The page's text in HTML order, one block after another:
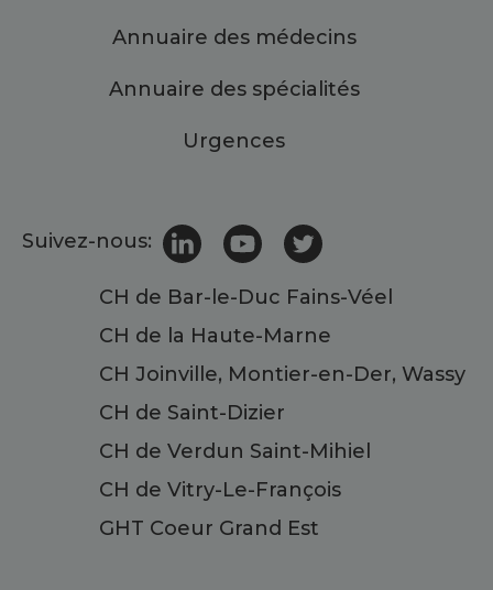
Annuaire des médecins
Annuaire des spécialités
Urgences
Suivez-nous:
CH de Bar-le-Duc Fains-Véel
CH de la Haute-Marne
CH Joinville, Montier-en-Der, Wassy
CH de Saint-Dizier
CH de Verdun Saint-Mihiel
CH de Vitry-Le-François
GHT Coeur Grand Est